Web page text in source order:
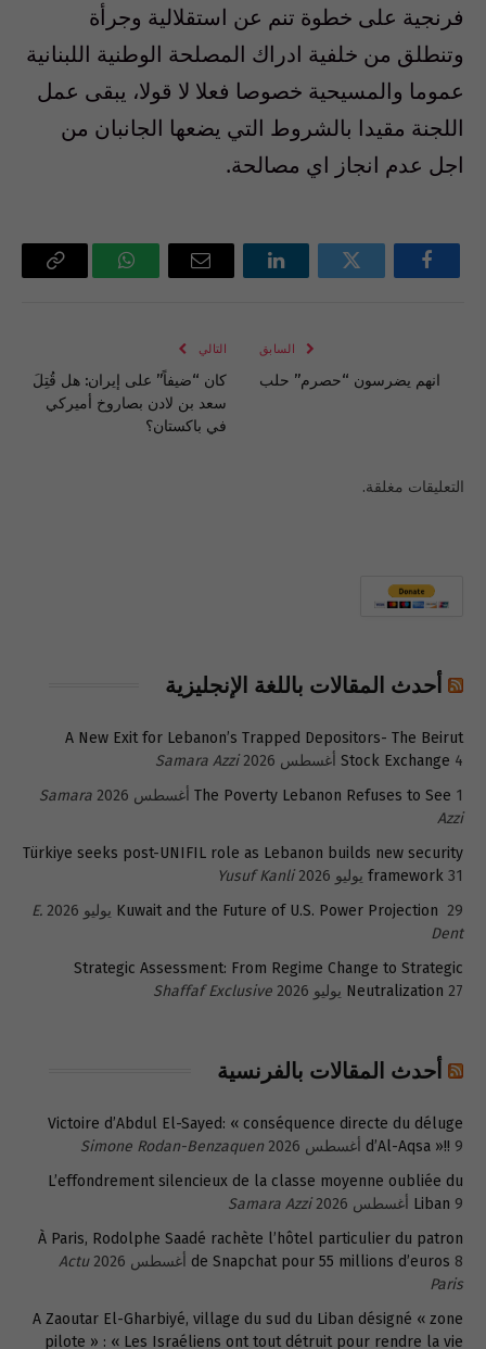
فرنجية على خطوة تنم عن استقلالية وجرأة
وتنطلق من خلفية ادراك المصلحة الوطنية اللبنانية
عموما والمسيحية خصوصا فعلا لا قولا، يبقى عمل
اللجنة مقيدا بالشروط التي يضعها الجانبان من
اجل عدم انجاز اي مصالحة.
فيسبوك تويتر لينكدإن
البريد
واتساب Copy
السابق
انهم يضرسون “حصرم” حلب
التالي
كان “ضيفاً” على إيران: هل قُتِلَ
سعد بن لادن بصاروخ أميركي
في باكستان؟
التعليقات مغلقة.
أحدث المقالات باللغة الإنجليزية
A New Exit for Lebanon’s Trapped Depositors- The Beirut
Stock Exchange 4 أغسطس 2026
Samara Azzi
The Poverty Lebanon Refuses to See 1 أغسطس 2026
Samara
Azzi
Türkiye seeks post-UNIFIL role as Lebanon builds new security
framework 31 يوليو 2026
Yusuf Kanli
Kuwait and the Future of U.S. Power Projection 29 يوليو 2026
E.
Dent
Strategic Assessment: From Regime Change to Strategic
Neutralization 27 يوليو 2026 Shaffaf Exclusive
أحدث المقالات بالفرنسية
Victoire d’Abdul El-Sayed: « conséquence directe du déluge
d’Al-Aqsa »!! 9 أغسطس 2026
Simone Rodan-Benzaquen
L’effondrement silencieux de la classe moyenne oubliée du
Liban 9 أغسطس 2026
Samara Azzi
À Paris, Rodolphe Saadé rachète l’hôtel particulier du patron
de Snapchat pour 55 millions d’euros 8 أغسطس 2026
Actu
Paris
A Zaoutar El-Gharbiyé, village du sud du Liban désigné « zone
pilote » : « Les Israéliens ont tout détruit pour rendre la vie